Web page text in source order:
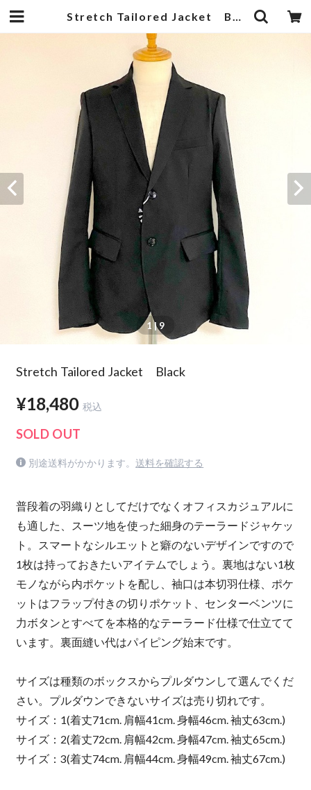
Stretch Tailored Jacket Black | 武蔵小杉のセレクトショップ【ナクール】-nakool-
1 | 9
Stretch Tailored Jacket Black
¥18,480 税込
SOLD OUT
別途送料がかかります。 送料を確認する
普段着の羽織りとしてだけでなくオフィスカジュアルに
も適した、スーツ地を使った細身のテーラードジャケッ
ト。スマートなシルエットと癖のないデザインですので
1枚は持っておきたいアイテムでしょう。裏地はない1枚
モノながら内ポケットを配し、袖口は本切羽仕様、ポケ
ットはフラップ付きの切りポケット、センターベンツに
力ボタンとすべてを本格的なテーラード仕様で仕立てて
います。裏面縫い代はパイピング始末です。
サイズは種類のボックスからプルダウンして選んでくだ
さい。プルダウンできないサイズは売り切れです。
サイズ：1(着丈71cm. 肩幅41cm. 身幅46cm. 袖丈63cm.)
サイズ：2(着丈72cm. 肩幅42cm. 身幅47cm. 袖丈65cm.)
サイズ：3(着丈74cm. 肩幅44cm. 身幅49cm. 袖丈67cm.)